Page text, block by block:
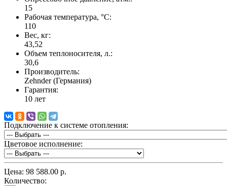
15
Рабочая температура, °C:
110
Вес, кг:
43,52
Объем теплоносителя, л.:
30,6
Производитель:
Zehnder (Германия)
Гарантия:
10 лет
Подключение к системе отопления:
Цветовое исполнение:
Цена: 98 588.00 р.
Количество: